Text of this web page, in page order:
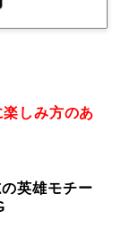
しみ方のあ
英雄モチー